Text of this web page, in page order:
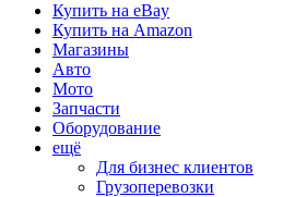
Купить на eBay
Купить на Amazon
Магазины
Авто
Мото
Запчасти
Оборудование
ещё
Для бизнес клиентов
Грузоперевозки